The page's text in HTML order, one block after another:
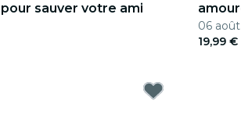
sauver votre ami
06
19,99 €